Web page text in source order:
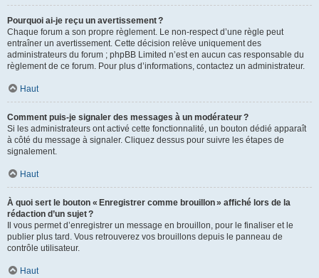
Pourquoi ai-je reçu un avertissement ?
Chaque forum a son propre règlement. Le non-respect d’une règle peut
entraîner un avertissement. Cette décision relève uniquement des
administrateurs du forum ; phpBB Limited n’est en aucun cas responsable du
règlement de ce forum. Pour plus d’informations, contactez un administrateur.
Haut
Comment puis-je signaler des messages à un modérateur ?
Si les administrateurs ont activé cette fonctionnalité, un bouton dédié apparaît
à côté du message à signaler. Cliquez dessus pour suivre les étapes de
signalement.
Haut
À quoi sert le bouton « Enregistrer comme brouillon » affiché lors de la
rédaction d’un sujet ?
Il vous permet d’enregistrer un message en brouillon, pour le finaliser et le
publier plus tard. Vous retrouverez vos brouillons depuis le panneau de
contrôle utilisateur.
Haut